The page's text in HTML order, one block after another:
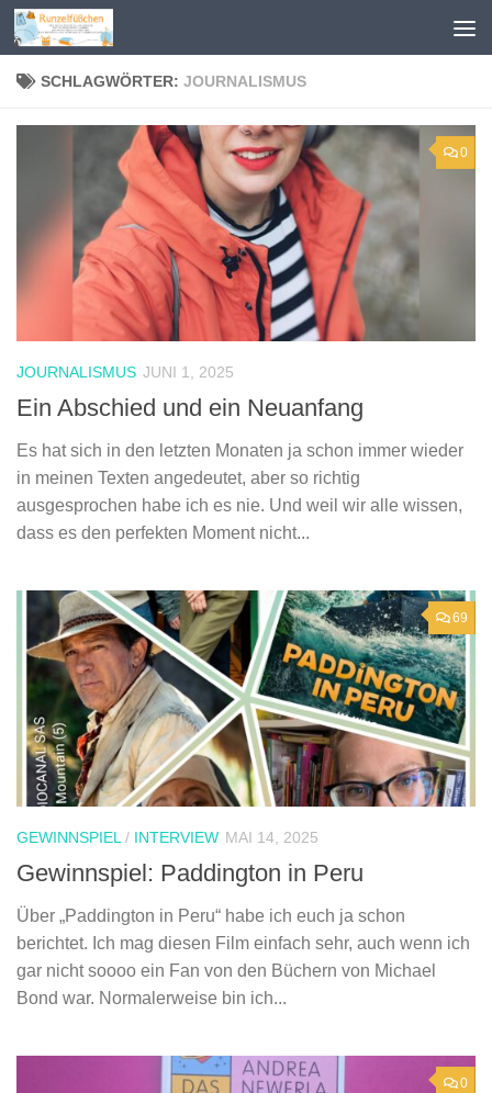
Zum Inhalt springen
SCHLAGWÖRTER: JOURNALISMUS
0
JOURNALISMUS JUNI 1, 2025
Ein Abschied und ein Neuanfang
Es hat sich in den letzten Monaten ja schon immer wieder
in meinen Texten angedeutet, aber so richtig
ausgesprochen habe ich es nie. Und weil wir alle wissen,
dass es den perfekten Moment nicht...
69
GEWINNSPIEL / INTERVIEW MAI 14, 2025
Gewinnspiel: Paddington in Peru
Über „Paddington in Peru“ habe ich euch ja schon
berichtet. Ich mag diesen Film einfach sehr, auch wenn ich
gar nicht soooo ein Fan von den Büchern von Michael
Bond war. Normalerweise bin ich...
0